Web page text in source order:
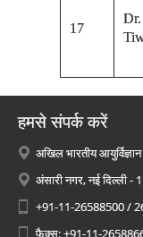
17
हमसे संपर्क करें
अखिल भारतीय
अंसारी नगर, नई दिल्ली -
+91-11-26588500 /
फैक्स: +91-11-